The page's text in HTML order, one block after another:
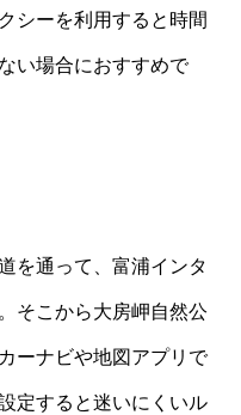
シーを利用すると時間
い場合におすすめで
を通って、富浦インタ
そこから大房岬自然公
ーナビや地図アプリで
定すると迷いにくいル